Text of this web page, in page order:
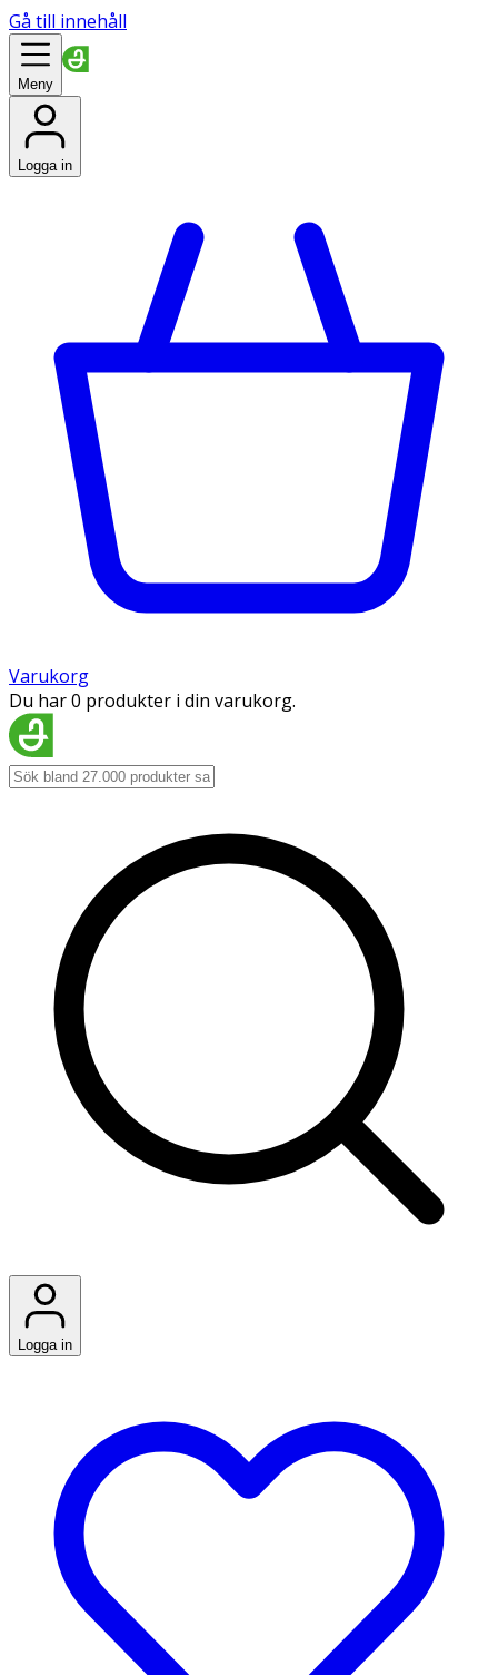
Gå till innehåll
Meny
Logga in
Varukorg
Du har 0 produkter i din varukorg.
Logga in